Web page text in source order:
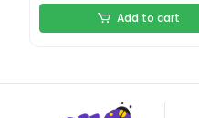
Add to cart